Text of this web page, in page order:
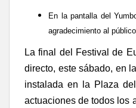
En la pantalla del
agradecimiento al
La final del Festival de
directo, este sábado, en
instalada en la Plaza
actuaciones de todos los